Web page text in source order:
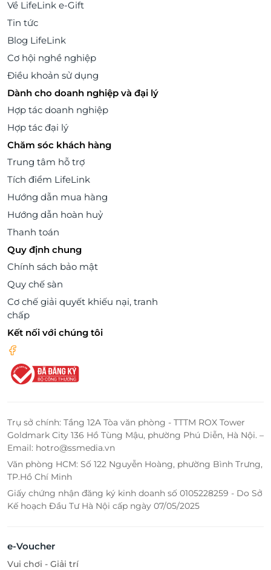
Về LifeLink e-Gift
Tin tức
Blog LifeLink
Cơ hội nghề nghiệp
Điều khoản sử dụng
Dành cho doanh nghiệp và đại lý
Hợp tác doanh nghiệp
Hợp tác đại lý
Chăm sóc khách hàng
Trung tâm hỗ trợ
Tích điểm LifeLink
Hướng dẫn mua hàng
Hướng dẫn hoàn huỷ
Thanh toán
Quy định chung
Chính sách bảo mật
Quy chế sàn
Cơ chế giải quyết khiếu nại, tranh
chấp
Kết nối với chúng tôi
Trụ sở chính: Tầng 12A Tòa văn phòng - TTTM ROX Tower
Goldmark City 136 Hồ Tùng Mậu, phường Phú Diễn, Hà Nội. –
Email: hotro@ssmedia.vn
Văn phòng HCM: Số 122 Nguyễn Hoàng, phường Bình Trưng,
TP.Hồ Chí Minh
Giấy chứng nhận đăng ký kinh doanh số 0105228259 - Do Sở
Kế hoạch Đầu Tư Hà Nội cấp ngày 07/05/2025
e-Voucher
Vui chơi - Giải trí